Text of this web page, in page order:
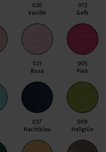
020
Vanille
013
Gelb
021
Rosa
005
Pink
037
Nachtblau
009
Hellgrün